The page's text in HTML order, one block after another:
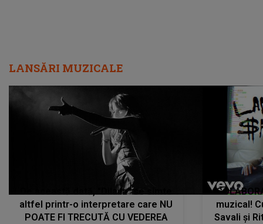
LANSĂRI MUZICALE
De această dată, "Dilaila" se simte
altfel printr-o interpretare care NU
POATE FI TRECUTĂ CU VEDEREA
muzical!
Savali și